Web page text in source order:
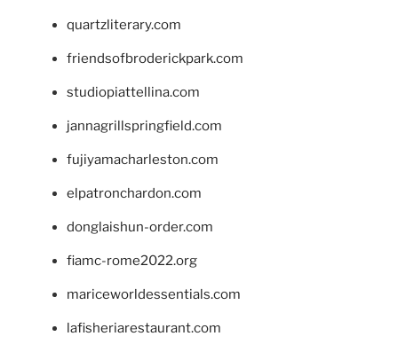
quartzliterary.com
friendsofbroderickpark.com
studiopiattellina.com
jannagrillspringfield.com
fujiyamacharleston.com
elpatronchardon.com
donglaishun-order.com
fiamc-rome2022.org
mariceworldessentials.com
lafisheriarestaurant.com